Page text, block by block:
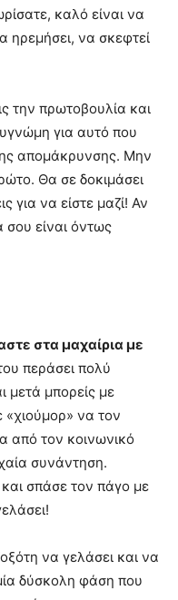
καλό είναι να
ηρεμήσει, να σκεφτεί
την πρωτοβουλία και
για αυτό που
απομάκρυνσης. Μην
Θα σε δοκιμάσει
για να είστε μαζί! Αν
σου είναι όντως
στα μαχαίρια με
περάσει πολύ
μετά μπορείς με
να τον
από τον κοινωνικό
συνάντηση.
σπάσε τον πάγο με
να γελάσει και να
δύσκολη φάση που